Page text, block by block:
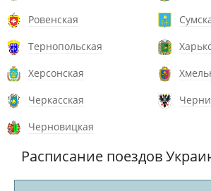
Ровенская
Тернопольская
Херсонская
Черкасская
Черновицкая
Расписание поездов